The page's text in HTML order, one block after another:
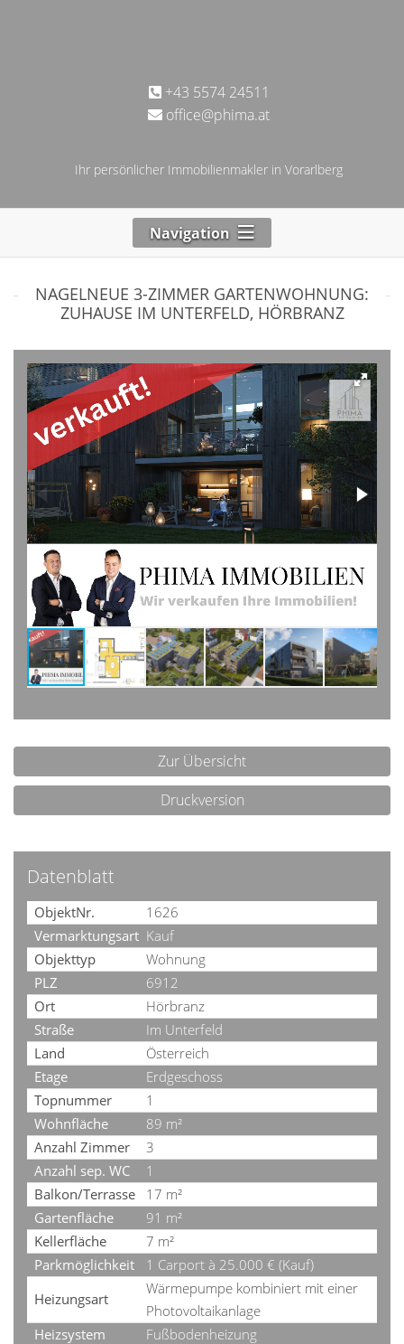
+43 5574 24511
office@phima.at
Ihr persönlicher Immobilienmakler in Vorarlberg
Navigation
NAGELNEUE 3-ZIMMER GARTENWOHNUNG:
ZUHAUSE IM UNTERFELD, HÖRBRANZ
Zur Übersicht
Druckversion
Datenblatt
ObjektNr.
1626
Vermarktungsart Kauf
Objekttyp
Wohnung
PLZ
6912
Ort
Hörbranz
Straße
Im Unterfeld
Land
Österreich
Etage
Erdgeschoss
Topnummer
1
Wohnfläche
89 m²
Anzahl Zimmer
3
Anzahl sep. WC
1
Balkon/Terrasse
17 m²
Gartenfläche
91 m²
Kellerfläche
7 m²
Parkmöglichkeit
1 Carport à 25.000 € (Kauf)
Heizungsart
Wärmepumpe kombiniert mit einer
Photovoltaikanlage
Heizsystem
Fußbodenheizung